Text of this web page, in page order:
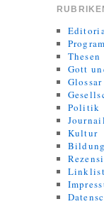
Thesen
Gott
Glossar
Politik
Kultur
Bildung